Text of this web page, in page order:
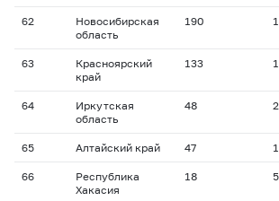
62
Новосибирская
область
190
63
Красноярский
край
133
64
Иркутская
область
48
65 Алтайский край 47
66
Республика
Хакасия
18